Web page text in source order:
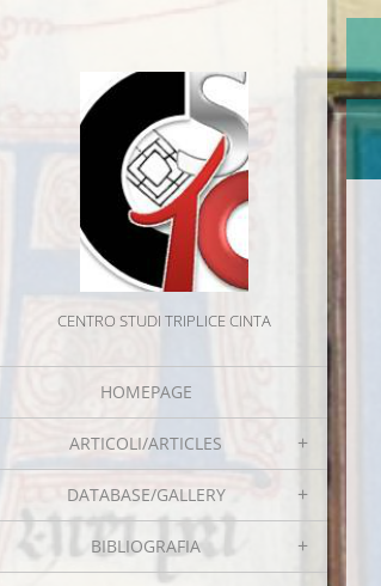
CENTRO STUDI TRIPLICE CINTA
HOMEPAGE
ARTICOLI/ARTICLES
DATABASE/GALLERY
BIBLIOGRAFIA